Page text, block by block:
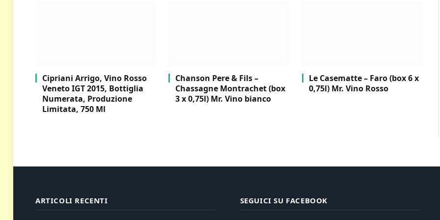
Cipriani Arrigo, Vino Rosso
Veneto IGT 2015, Bottiglia
Numerata, Produzione
Limitata, 750 Ml
Chanson Pere & Fils –
Chassagne Montrachet (box
3 x 0,75l) Mr. Vino bianco
Le Casematte – Faro (box 6 x
0,75l) Mr. Vino Rosso
ARTICOLI RECENTI SEGUICI SU FACEBOOK